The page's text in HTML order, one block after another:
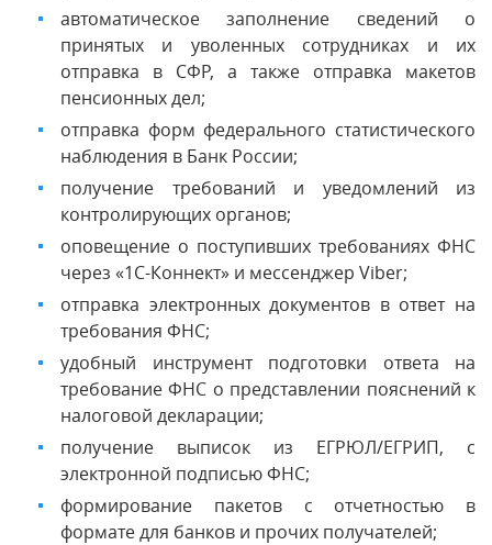
автоматическое заполнение сведений о
принятых и уволенных сотрудниках и их
отправка в СФР, а также отправка макетов
пенсионных дел;
отправка форм федерального статистического
наблюдения в Банк России;
получение требований и уведомлений из
контролирующих органов;
оповещение о поступивших требованиях ФНС
через «1С-Коннект» и мессенджер Viber;
отправка электронных документов в ответ на
требования ФНС;
удобный инструмент подготовки ответа на
требование ФНС о представлении пояснений к
налоговой декларации;
получение выписок из ЕГРЮЛ/ЕГРИП, с
электронной подписью ФНС;
формирование пакетов с отчетностью в
формате для банков и прочих получателей;